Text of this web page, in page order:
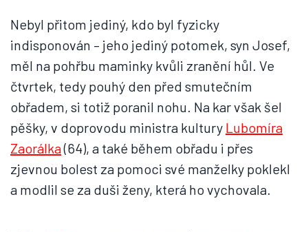
Nebyl přitom jediný, kdo byl fyzicky
indisponován – jeho jediný potomek, syn Josef,
měl na pohřbu maminky kvůli zranění hůl. Ve
čtvrtek, tedy pouhý den před smutečním
obřadem, si totiž poranil nohu. Na kar však šel
pěšky, v doprovodu ministra kultury Lubomíra
Zaorálka(64), a také během obřadu i přes
zjevnou bolest za pomoci své manželky poklekl
a modlil se za duši ženy, která ho vychovala.